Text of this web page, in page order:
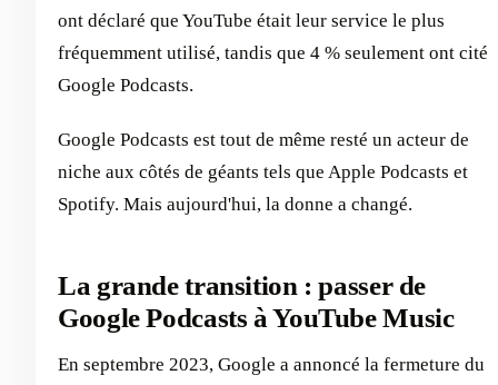
ont déclaré que YouTube était leur service le plus
fréquemment utilisé, tandis que 4 % seulement ont cité
Google Podcasts.
Google Podcasts est tout de même resté un acteur de
niche aux côtés de géants tels que Apple Podcasts et
Spotify. Mais aujourd'hui, la donne a changé.
La grande transition : passer de
Google Podcasts à YouTube Music
En septembre 2023, Google a annoncé la fermeture du